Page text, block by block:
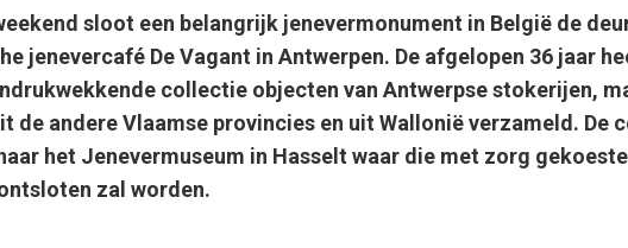
sloot een belangrijk jenevermonument in België de
jenevercafé De Vagant in Antwerpen. De afgelopen 36 jaar
collectie objecten van Antwerpse stokerijen,
de andere Vlaamse provincies en uit Wallonië verzameld. De
het Jenevermuseum in Hasselt waar die met zorg
zal worden.